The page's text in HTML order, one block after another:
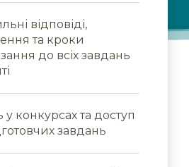
відповіді,
та кроки
до всіх завдань
у конкурсах та доступ
завдань